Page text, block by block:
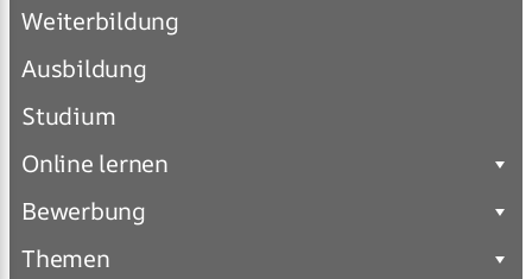
Weiterbildung
Ausbildung
Studium
Online lernen
Bewerbung
Themen